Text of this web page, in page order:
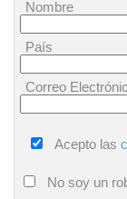
Nombre
País
Correo
Acepto las
No soy un